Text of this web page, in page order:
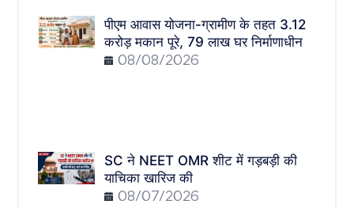
पीएम आवास योजना-ग्रामीण के तहत 3.12
करोड़ मकान पूरे, 79 लाख घर निर्माणाधीन
08/08/2026
SC ने NEET OMR शीट में गड़बड़ी की
याचिका खारिज की
08/07/2026